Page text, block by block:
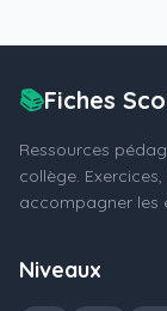
📚Fiches
Ressources
collège.
accompagner les
Niveaux